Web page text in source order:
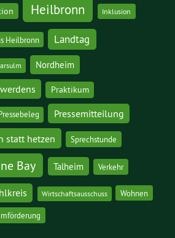
Heilbronn Inklusion
Heilbronn Landtag
Nordheim
Praktikum
Pressemitteilung
statt hetzen Sprechstunde
Bay Talheim Verkehr
Wirtschaftsausschuss Wohnen